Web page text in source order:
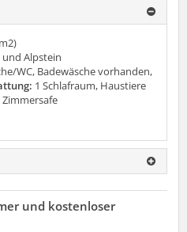
Alpstein
WC, Badewäsche vorhanden,
1 Schlafraum, Haustiere
Zimmersafe
und kostenloser